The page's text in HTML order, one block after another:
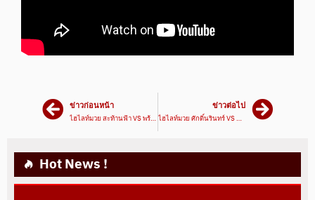
ข่าวก่อนหน้า
ไฮไลท์มวย สะท้านฟ้า VS พร้อมรบ |ศึกมวยมันส์วันศุกร์ 18/03/65|มวยเด็ด789
ข่าวต่อไป
ไฮไลท์มวย ศักดิ์นรินทร์ VS ธนวัฒน์ |ศึกมวยมันส์วันศุกร์ 18/03/65|มวยเด็ด789
Hot News !